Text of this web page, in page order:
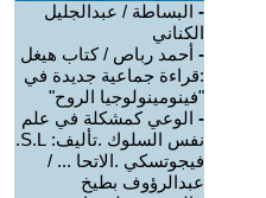
- البساطة / عبدالجليل
الكناني
- أحمد رباص / كتاب هيغل
:قراءة جماعية جديدة في
"فينومينولوجيا الروح"
- الوعي كمشكلة في علم
نفس السلوك .تأليف: S.L.
فيجوتسكي .الاتحا ... /
عبدالرؤوف بطيخ